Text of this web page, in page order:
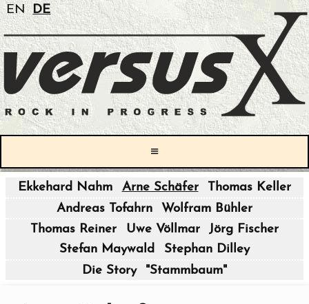
EN DE
≡
Ekkehard Nahm Arne Schäfer Thomas Keller
Andreas Tofahrn Wolfram Bühler
|
Thomas Reiner Uwe Völlmar
Jörg Fischer
Stefan Maywald
Stephan Dilley
|
Die Story "Stammbaum"